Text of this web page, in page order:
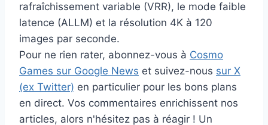
rafraîchissement variable (VRR), le mode faible
latence (ALLM) et la résolution 4K à 120
images par seconde.
Pour ne rien rater, abonnez-vous à Cosmo
Games sur Google News et suivez-nous sur X
(ex Twitter) en particulier pour les bons plans
en direct. Vos commentaires enrichissent nos
articles, alors n'hésitez pas à réagir ! Un